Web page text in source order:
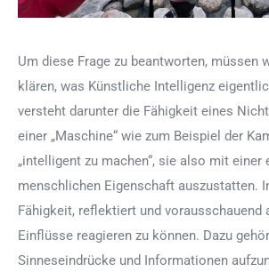
Um diese Frage zu beantworten, müssen
klären, was Künstliche Intelligenz
versteht darunter die Fähigkeit eines
einer „Maschine“ wie zum Beispiel der
„intelligent zu machen“, sie also mit einer
menschlichen Eigenschaft auszustatten.
Fähigkeit, reflektiert und vorausschauend
Einflüsse reagieren zu können. Dazu
Sinneseindrücke und Informationen